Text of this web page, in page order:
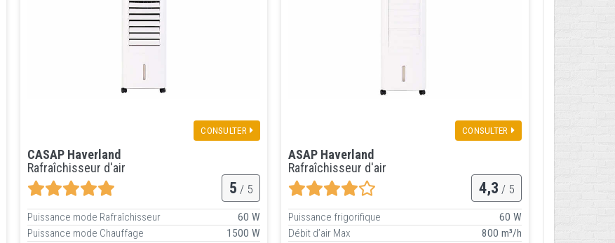
CONSULTER
CASAP Haverland
Rafraîchisseur d'air
5 / 5
Puissance mode Rafraîchisseur
60 W
Puissance mode Chauffage
1500 W
CONSULTER
ASAP Haverland
Rafraîchisseur d'air
4,3 / 5
Puissance frigorifique
60 W
Débit d’air Max
800 m³/h